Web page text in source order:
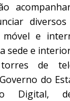
e
sede e
de
do
Digital,